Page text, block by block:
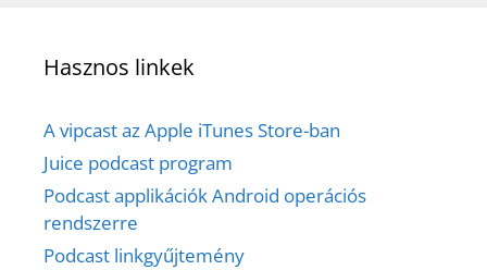
Hasznos linkek
A vipcast az Apple iTunes Store-ban
Juice podcast program
Podcast applikációk Android operációs
rendszerre
Podcast linkgyűjtemény